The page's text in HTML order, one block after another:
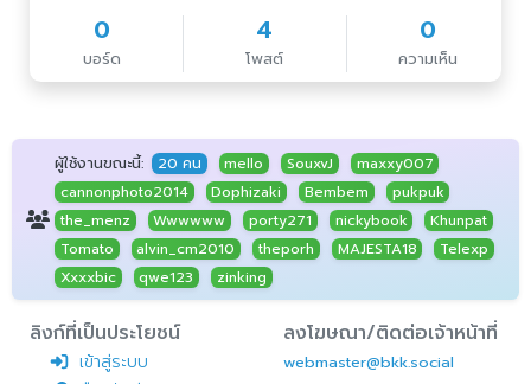
0
บอร์ด
4
โพสต์
0
ความเห็น
ผู้ใช้งานขณะนี้: 20 คน mello SouxvJ
maxxy007
cannonphoto2014
Dophizaki Bembem
pukpuk
the_menz
Wwwwww porty271 nickybook
Khunpat
Tomato
alvin_cm2010 theporh MAJESTA18
Telexp
Xxxxbic
qwe123 zinking
ลิงก์ที่เป็นประโยชน์
เข้าสู่ระบบ
ลงโฆษณา/ติดต่อเจ้าหน้าที่
webmaster@bkk.social